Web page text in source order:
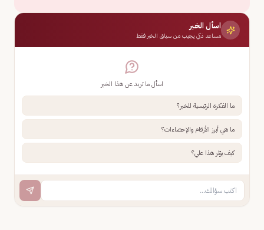
اسأل الخبر
مساعد ذكي يجيب من سياق الخبر فقط
اسأل ما تريد عن هذا الخبر
ما الفكرة الرئيسية للخبر؟
ما هي أبرز الأرقام والإحصاءات؟
كيف يؤثر هذا علي؟